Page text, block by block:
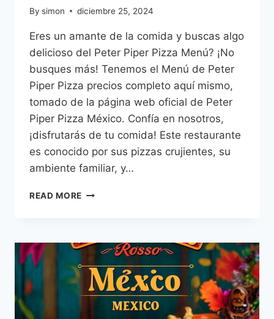
By simon diciembre 25, 2024
Eres un amante de la comida y buscas algo
delicioso del Peter Piper Pizza Menú? ¡No
busques más! Tenemos el Menú de Peter
Piper Pizza precios completo aquí mismo,
tomado de la página web oficial de Peter
Piper Pizza México. Confía en nosotros,
¡disfrutarás de tu comida! Este restaurante
es conocido por sus pizzas crujientes, su
ambiente familiar, y…
READ MORE PETER
PRECIOS
MÉXICO
–
2026
ACTUALIZADO